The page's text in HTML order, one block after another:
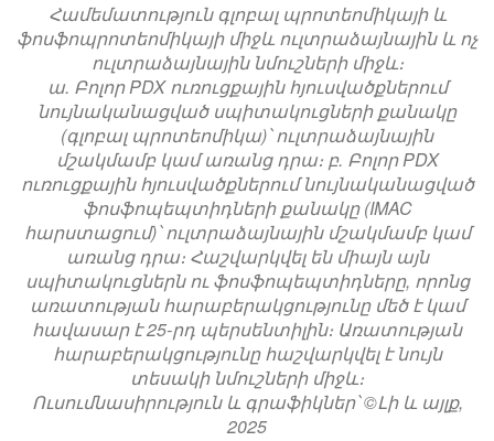
Համեմատություն գլոբալ պրոտեոմիկայի և
ֆոսֆոպրոտեոմիկայի միջև ուլտրաձայնային և ոչ
ուլտրաձայնային նմուշների միջև։
ա. Բոլոր PDX ուռուցքային հյուսվածքներում
նույնականացված սպիտակուցների քանակը
(գլոբալ պրոտեոմիկա)՝ ուլտրաձայնային
մշակմամբ կամ առանց դրա։ բ. Բոլոր PDX
ուռուցքային հյուսվածքներում նույնականացված
ֆոսֆոպեպտիդների քանակը (IMAC
հարստացում)՝ ուլտրաձայնային մշակմամբ կամ
առանց դրա։ Հաշվարկվել են միայն այն
սպիտակուցներն ու ֆոսֆոպեպտիդները, որոնց
առատության հարաբերակցությունը մեծ է կամ
հավասար է 25-րդ պերսենտիլին։ Առատության
հարաբերակցությունը հաշվարկվել է նույն
տեսակի նմուշների միջև։
Ուսումնասիրություն և գրաֆիկներ՝ ©Լի և այլք,
2025